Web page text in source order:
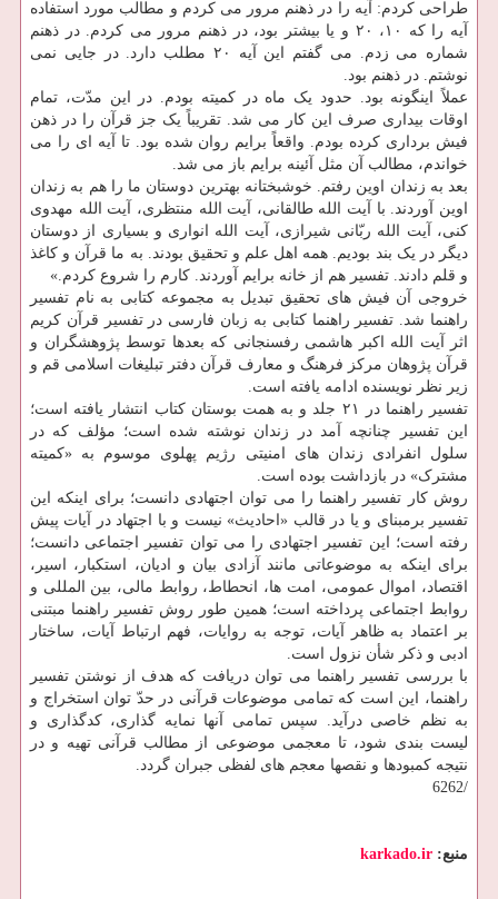
طراحی کردم: آیه را در ذهنم مرور می کردم و مطالب مورد استفاده
آیه را که ۱۰، ۲۰ و یا بیشتر بود، در ذهنم مرور می کردم. در ذهنم
شماره می زدم. می گفتم این آیه ۲۰ مطلب دارد. در جایی نمی
نوشتم. در ذهنم بود.
عملاً اینگونه بود. حدود یک ماه در کمیته بودم. در این مدّت، تمام
اوقات بیداری صرف این کار می شد. تقریباً یک جز قرآن را در ذهن
فیش برداری کرده بودم. واقعاً برایم روان شده بود. تا آیه ای را می
خواندم، مطالب آن مثل آئینه برایم باز می شد.
بعد به زندان اوین رفتم. خوشبختانه بهترین دوستان ما را هم به زندان
اوین آوردند. با آیت الله طالقانی، آیت الله منتظری، آیت الله مهدوی
کنی، آیت الله ربّانی شیرازی، آیت الله انواری و بسیاری از دوستان
دیگر در یک بند بودیم. همه اهل علم و تحقیق بودند. به ما قرآن و کاغذ
و قلم دادند. تفسیر هم از خانه برایم آوردند. کارم را شروع کردم.»
خروجی آن فیش های تحقیق تبدیل به مجموعه کتابی به نام تفسیر
راهنما شد. تفسیر راهنما کتابی به زبان فارسی در تفسیر قرآن کریم
اثر آیت الله اکبر هاشمی رفسنجانی که بعدها توسط پژوهشگران و
قرآن پژوهان مرکز فرهنگ و معارف قرآن دفتر تبلیغات اسلامی قم و
زیر نظر نویسنده ادامه یافته است.
تفسیر راهنما در ۲۱ جلد و به همت بوستان کتاب انتشار یافته است؛
این تفسیر چنانچه آمد در زندان نوشته شده است؛ مؤلف که در
سلول انفرادی زندان های امنیتی رژیم پهلوی موسوم به «کمیته
مشترک» در بازداشت بوده است.
روش کار تفسیر راهنما را می توان اجتهادی دانست؛ برای اینکه این
تفسیر برمبنای و یا در قالب «احادیث» نیست و با اجتهاد در آیات پیش
رفته است؛ این تفسیر اجتهادی را می توان تفسیر اجتماعی دانست؛
برای اینکه به موضوعاتی مانند آزادی بیان و ادیان، استکبار، اسیر،
اقتصاد، اموال عمومی، امت ها، انحطاط، روابط مالی، بین المللی و
روابط اجتماعی پرداخته است؛ همین طور روش تفسیر راهنما مبتنی
بر اعتماد به ظاهر آیات، توجه به روایات، فهم ارتباط آیات، ساختار
ادبی و ذکر شأن نزول است.
با بررسی تفسیر راهنما می توان دریافت که هدف از نوشتن تفسیر
راهنما، این است که تمامی موضوعات قرآنی در حدّ توان استخراج و
به نظم خاصی درآید. سپس تمامی آنها نمایه گذاری، کدگذاری و
لیست بندی شود، تا معجمی موضوعی از مطالب قرآنی تهیه و در
نتیجه کمبودها و نقصها معجم های لفظی جبران گردد.
/6262
منبع: karkado.ir